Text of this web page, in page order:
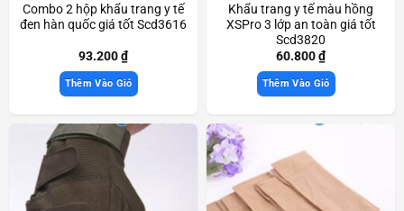
Combo 2 hộp khẩu trang y tế
đen hàn quốc giá tốt Scd3616
93.200₫
Thêm Vào Giỏ
Khẩu trang y tế màu hồng
XSPro 3 lớp an toàn giá tốt
Scd3820
60.800₫
Thêm Vào Giỏ